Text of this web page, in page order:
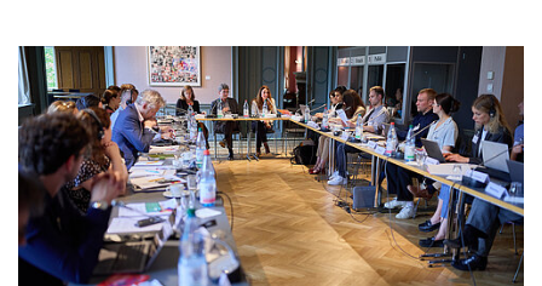
Bildergalerie überspringen